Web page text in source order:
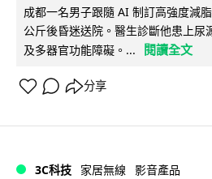
成都一名男子跟隨 AI 制訂高強度減
公斤後昏迷送院。醫生診斷他患上尿
及多器官功能障礙。...
閱讀全文
分享
3C科技 家居無線 影音產品